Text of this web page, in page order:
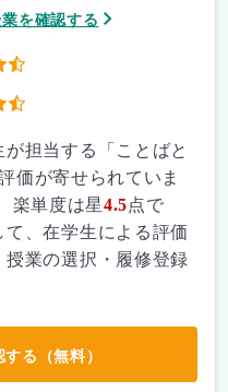
を確認する
が担当する「ことばと
価が寄せられていま
楽単度は星4.5点で
、在学生による評価
業の選択・履修登録
る（無料）